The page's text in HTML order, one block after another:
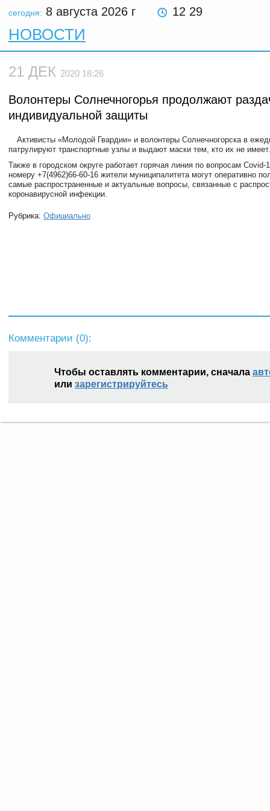
сегодня: 8 августа 2026 г 12 29
НОВОСТИ
21 ДЕК 2020 18:26
Волонтеры Солнечногорья продолжают
индивидуальной защиты
Активисты «Молодой Гвардии» и волонтеры Солнечногорска в
патрулируют транспортные узлы и выдают маски тем, кто их не имеет.
Также в городском округе работает горячая линия по вопросам
номеру +7(4962)66-60-16 жители муниципалитета могут оперативно
самые распространенные и актуальные вопросы, связанные с
коронавирусной инфекции.
Рубрика: Официально
Комментарии (0):
Чтобы оставлять комментарии, сначала
или зарегистрируйтесь